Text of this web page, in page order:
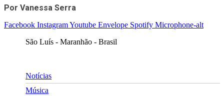
Por Vanessa Serra
Facebook InstagramYoutube Envelope Spotify Microphone-alt
São Luís - Maranhão - Brasil
Notícias
Música